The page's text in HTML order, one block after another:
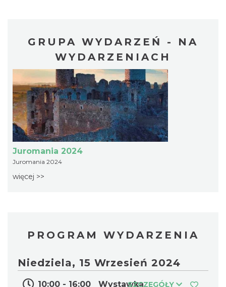
Podzamcze
7.33 km
2026-08-28
7.33 km
GRUPA WYDARZEŃ - NA
WYDARZENIACH
Juromania 2024
Juromania 2024
więcej >>
PROGRAM WYDARZENIA
Niedziela, 15 Wrzesień 2024
10:00 - 16:00
WystawkaSZCZEGÓŁY